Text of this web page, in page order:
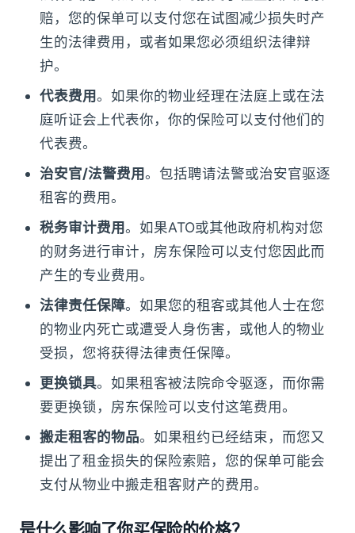
赔，您的保单可以支付您在试图减少损失时产
生的法律费用，或者如果您必须组织法律辩
护。
代表费用。如果你的物业经理在法庭上或在法
庭听证会上代表你，你的保险可以支付他们的
代表费。
治安官/法警费用。包括聘请法警或治安官驱逐
租客的费用。
税务审计费用。如果ATO或其他政府机构对您
的财务进行审计，房东保险可以支付您因此而
产生的专业费用。
法律责任保障。如果您的租客或其他人士在您
的物业内死亡或遭受人身伤害，或他人的物业
受损，您将获得法律责任保障。
更换锁具。如果租客被法院命令驱逐，而你需
要更换锁，房东保险可以支付这笔费用。
搬走租客的物品。如果租约已经结束，而您又
提出了租金损失的保险索赔，您的保单可能会
支付从物业中搬走租客财产的费用。